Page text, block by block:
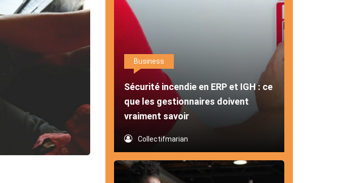
Business
Sécurité incendie en ERP et IGH : ce
que les gestionnaires doivent
vraiment savoir
Collectifmarian